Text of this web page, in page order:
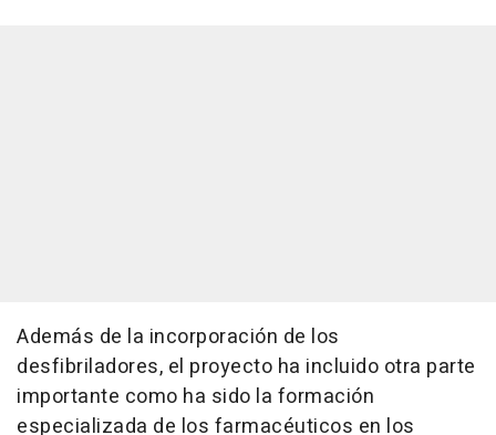
Además de la incorporación de los
desfibriladores, el proyecto ha incluido otra parte
importante como ha sido la formación
especializada de los farmacéuticos en los